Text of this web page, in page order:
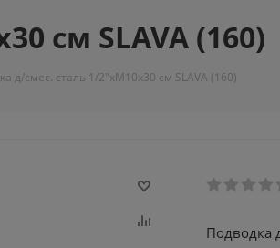
см SLAVA (160)
д/смес. сталь 1/2"xM10x30 см SLAVA (160)
Подводка